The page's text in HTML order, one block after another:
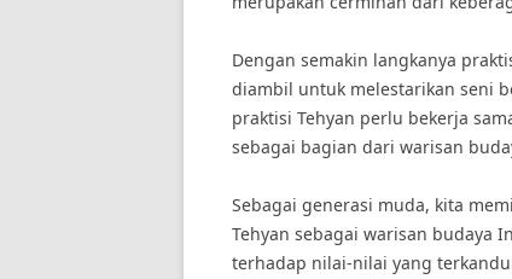
Dengan semakin langkanya
diambil untuk melestarikan seni
praktisi Tehyan perlu bekerja
sebagai bagian dari warisan
Sebagai generasi muda, kita
Tehyan sebagai warisan budaya
terhadap nilai-nilai yang